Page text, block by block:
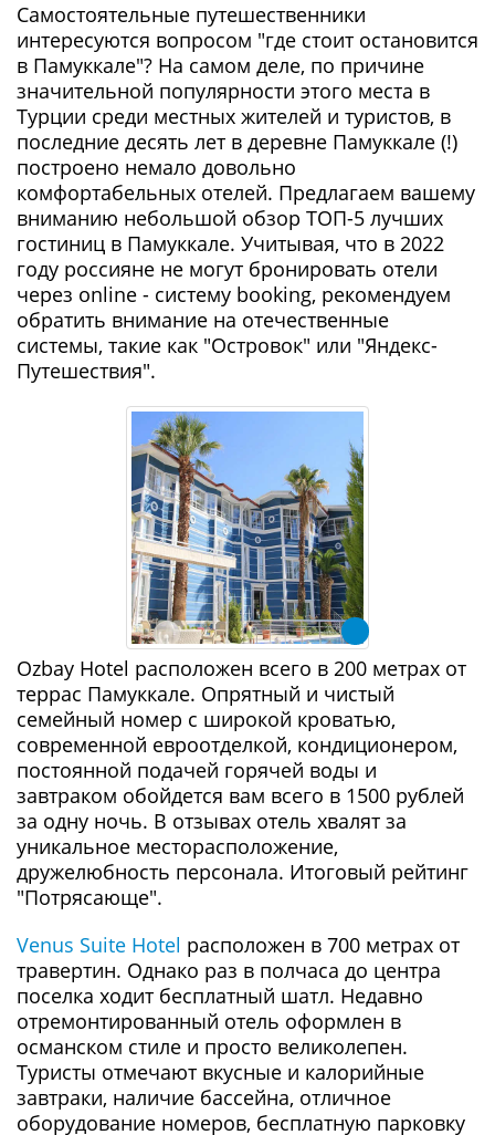
Самостоятельные путешественники
интересуются вопросом "где стоит остановится
в Памуккале"? На самом деле, по причине
значительной популярности этого места в
Турции среди местных жителей и туристов, в
последние десять лет в деревне Памуккале (!)
построено немало довольно
комфортабельных отелей. Предлагаем вашему
вниманию небольшой обзор ТОП-5 лучших
гостиниц в Памуккале. Учитывая, что в 2022
году россияне не могут бронировать отели
через online - систему booking, рекомендуем
обратить внимание на отечественные
системы, такие как "Островок" или "Яндекс-
Путешествия".
Ozbay Hotel расположен всего в 200 метрах от
террас Памуккале. Опрятный и чистый
семейный номер с широкой кроватью,
современной евроотделкой, кондиционером,
постоянной подачей горячей воды и
завтраком обойдется вам всего в 1500 рублей
за одну ночь. В отзывах отель хвалят за
уникальное месторасположение,
дружелюбность персонала. Итоговый рейтинг
"Потрясающе".
Venus Suite Hotel расположен в 700 метрах от
травертин. Однако раз в полчаса до центра
поселка ходит бесплатный шатл. Недавно
отремонтированный отель оформлен в
османском стиле и просто великолепен.
Туристы отмечают вкусные и калорийные
завтраки, наличие бассейна, отличное
оборудование номеров, бесплатную парковку